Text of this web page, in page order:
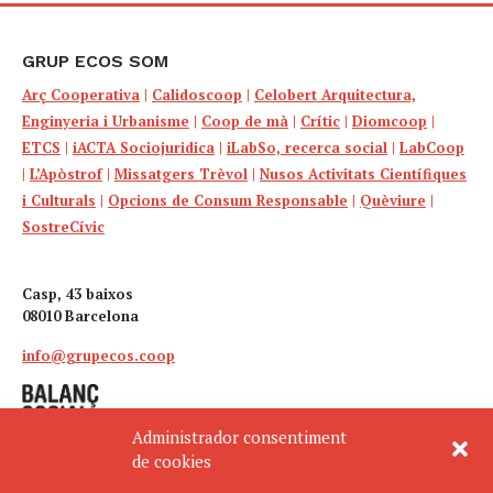
Administrador consentiment
de cookies
GRUP ECOS SOM
Arç Cooperativa | Calidoscoop | Celobert Arquitectura,
Enginyeria i Urbanisme | Coop de mà | Crític | Diomcoop |
ETCS | iACTA Sociojuridica | iLabSo, recerca social | LabCoop
| L’Apòstrof| Missatgers Trèvol | Nusos Activitats Científiques
i Culturals | Opcions de Consum Responsable | Quèviure |
SostreCívic
Casp, 43 baixos
08010 Barcelona
info@grupecos.coop